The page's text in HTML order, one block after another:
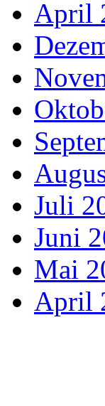
April
Juli
Juni
Mai
April